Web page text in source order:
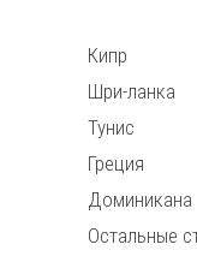
Кипр
Шри-ланка
Тунис
Греция
Доминикана
Остальные